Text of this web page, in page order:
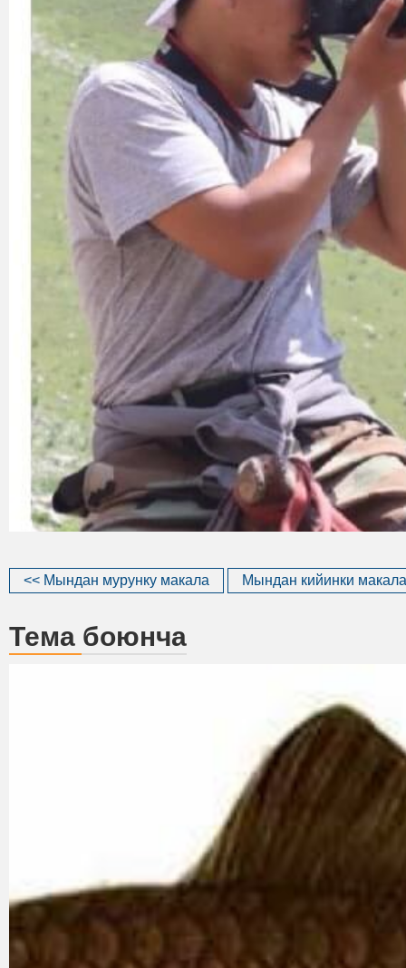
<< Мындан мурунку макала Мындан кийинки
Тема боюнча